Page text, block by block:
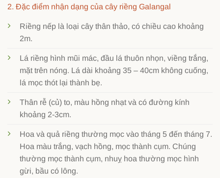
2. Đặc điểm nhận dạng của cây riềng Galangal
Riềng nếp là loại cây thân thảo, có chiều cao khoảng
2m.
Lá riềng hình mũi mác, đầu lá thuôn nhọn, viềng trắng,
mặt trên nóng. Lá dài khoảng 35 – 40cm không cuống,
lá mọc thót lại thành bẹ.
Thân rễ (củ) to, màu hồng nhạt và có đường kính
khoảng 2-3cm.
Hoa và quả riềng thường mọc vào tháng 5 đến tháng 7.
Hoa màu trắng, vạch hồng, mọc thành cụm. Chúng
thường mọc thành cụm, nhuỵ hoa thường mọc hình
gừi, bầu có lông.